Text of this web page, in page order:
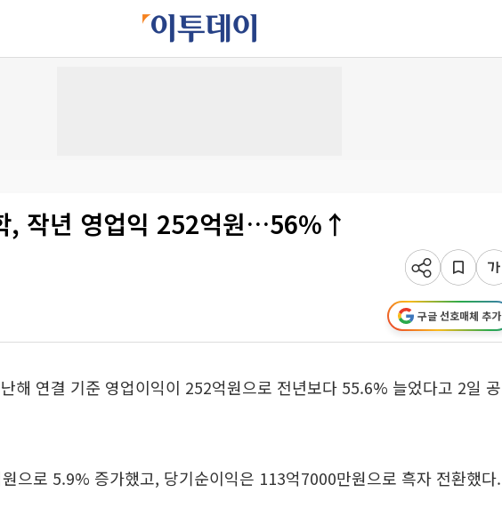
, 작년 영업익 252억원…56%↑
구글 선호매체 추가
해 연결 기준 영업이익이 252억원으로 전년보다 55.6% 늘었다고 2일 공
으로 5.9% 증가했고, 당기순이익은 113억7000만원으로 흑자 전환했다.